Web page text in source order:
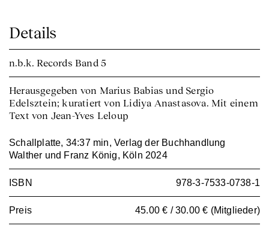
Details
n.b.k. Records Band 5
Herausgegeben von Marius Babias und Sergio
Edelsztein; kuratiert von Lidiya Anastasova. Mit einem
Text von Jean-Yves Leloup
Schallplatte, 34:37 min, Verlag der Buchhandlung
Walther und Franz König, Köln 2024
ISBN 978-3-7533-0738-1
Preis 45.00 € / 30.00 € (Mitglieder)